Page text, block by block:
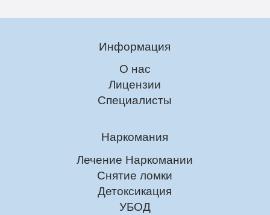
Информация
О нас
Лицензии
Специалисты
Наркомания
Лечение Наркомании
Снятие ломки
Детоксикация
УБОД